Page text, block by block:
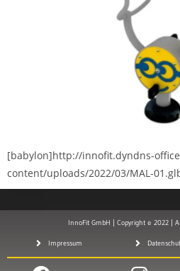
[babylon]http://innofit.dyndns-
content/uploads/2022/03/MAL-
InnoFit GmbH | Copyright © 2022 |
Impressum